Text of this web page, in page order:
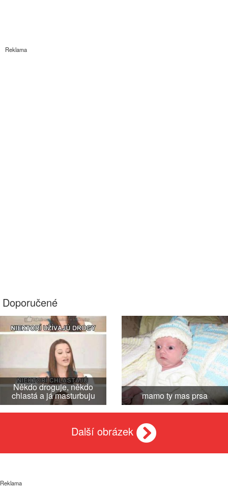
Reklama
Doporučené
Někdo droguje, někdo
chlastá a já masturbuju mamo ty mas prsa
Další obrázek
Reklama